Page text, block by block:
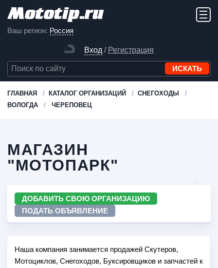
Ваш регион: Россия
Вход / Регистрация
ГЛАВНАЯ КАТАЛОГ ОРГАНИЗАЦИЙ
СНЕГОХОДЫ
ВОЛОГДА
ЧЕРЕПОВЕЦ
МАГАЗИН
"МОТОПАРК"
ДОБАВИТЬ СВОЮ ОРГАНИЗАЦИЮ
ПОДАТЬ ОБЪЯВЛЕНИЕ
Наша компания занимается продажей Скутеров,
Мотоциклов, Снегоходов, Буксировщиков и запчастей к